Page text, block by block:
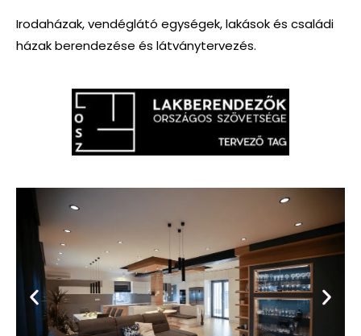
Irodaházak, vendéglátó egységek, lakások és családi
házak berendezése és látványtervezés.